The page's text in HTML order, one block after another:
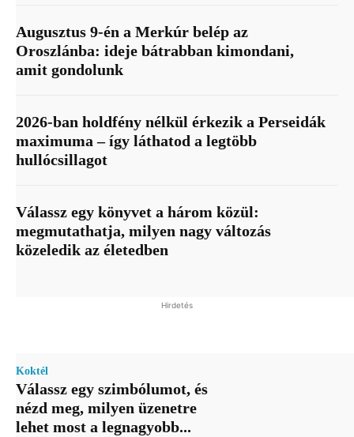
Augusztus 9-én a Merkúr belép az
Oroszlánba: ideje bátrabban kimondani,
amit gondolunk
2026-ban holdfény nélkül érkezik a Perseidák
maximuma – így láthatod a legtöbb
hullócsillagot
Válassz egy könyvet a három közül:
megmutathatja, milyen nagy változás
közeledik az életedben
Hirdetés
Koktél
Válassz egy szimbólumot, és
nézd meg, milyen üzenetre
lehet most a legnagyobb...